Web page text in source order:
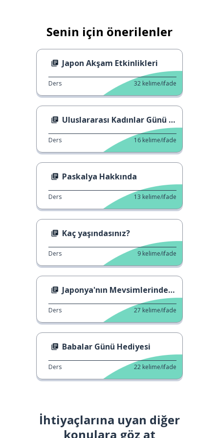
Senin için önerilenler
Japon Akşam Etkinlikleri
Ders 32 kelime/ifade
Uluslararası Kadınlar Günü Kutlaması
Ders 16 kelime/ifade
Paskalya Hakkında
Ders 13 kelime/ifade
Kaç yaşındasınız?
Ders 9 kelime/ifade
Japonya'nın Mevsimlerindeki Değişiklikler
Ders 27 kelime/ifade
Babalar Günü Hediyesi
Ders 22 kelime/ifade
İhtiyaçlarına uyan diğer
konulara göz at